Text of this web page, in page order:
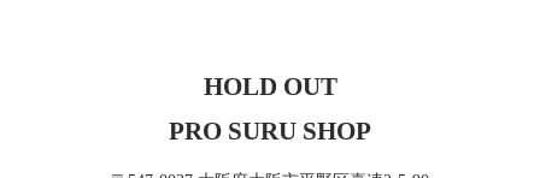
HOLD OUT
PRO SURU SHOP